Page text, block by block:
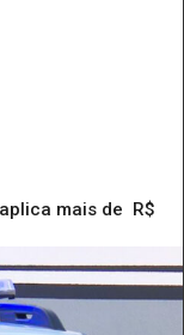
mais de R$